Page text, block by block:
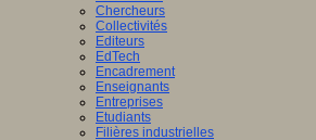
Chercheurs
Collectivités
Editeurs
EdTech
Encadrement
Enseignants
Entreprises
Etudiants
Filières industrielles